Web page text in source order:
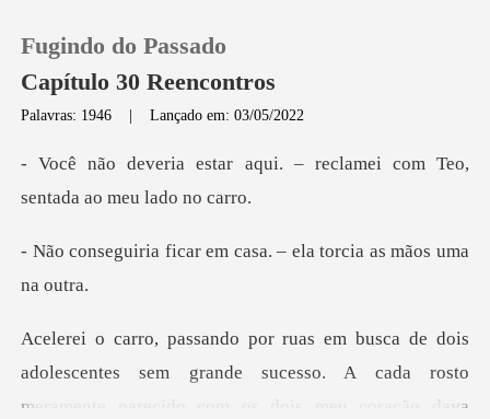
0
Histórico
Fugindo do Passado
Capítulo 30 Reencontros
Palavras: 1946 |Lançado em: 03/05/2022
qui. – reclamei com Teo,
s
car em casa. – ela torc
es sem grande sucesso. A cada rosto
meramente parecido com os dois